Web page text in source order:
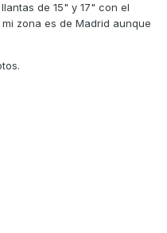
de 15" y 17" con el
zona es de Madrid aunque